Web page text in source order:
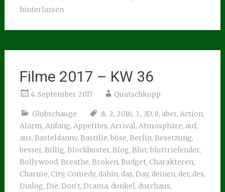
hinterlassen
Filme 2017 – KW 36
4. September 2017 Quatschkopp
Glubschauge &, 2, 2016, 3., 3D, 8, aber, Action,
Alarm, Anfang, Appetites, Arrival, Atmosphäre, auf,
aus, Basteldanny, Bastille, böse, Berlin, Besetzung,
besser, Billig, Blockbuster, Blog, Blut, bluttriefender,
Bollywood, Breathe, Broken, Budget, Charakteren,
Charme, City, Comedy, dahin, das, Day, deinen, der, des,
Dialog, Die, Don't, Drama, dunkel, durchaus,